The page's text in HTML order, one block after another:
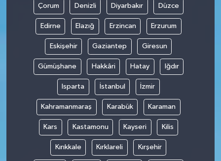
Çorum Denizli Diyarbakır Düzce
Edirne Elazığ Erzincan Erzurum
Eskişehir Gaziantep Giresun
Gümüşhane Hakkâri Hatay Iğdır
Isparta İstanbul İzmir
Kahramanmaraş Karabük Karaman
Kars Kastamonu Kayseri Kilis
Kırıkkale Kırklareli Kırşehir